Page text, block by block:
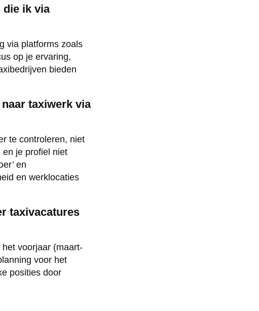
die ik via
via platforms zoals
op je ervaring,
bieden
taxiwerk via
te controleren, niet
je profiel niet
en
en werklocaties
taxivacatures
voorjaar (maart-
voor het
posities door